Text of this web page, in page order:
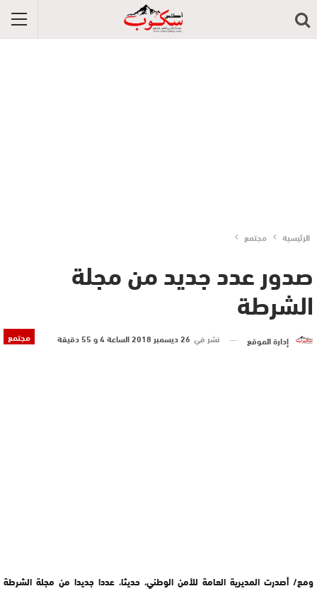
الرئيسية مجتمع
صدور عدد جديد من مجلة
الشرطة
مجتمع إدارة الموقع نشر في 26 ديسمبر 2018 الساعة 4 و 55 دقيقة
ومع/ أصدرت المديرية العامة للأمن الوطني، حديثا، عددا جديدا من مجلة الشرطة